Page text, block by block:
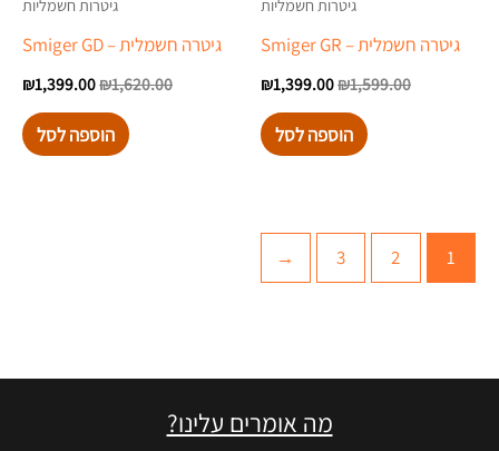
גיטרות חשמליות
גיטרה חשמלית – Smiger GR
₪1,599.00
₪1,399.00
הוספה לסל
גיטרות חשמליות
גיטרה חשמלית – Smiger GD
₪1,620.00
₪1,399.00
הוספה לסל
1
2
3
←
מה אומרים עלינו?